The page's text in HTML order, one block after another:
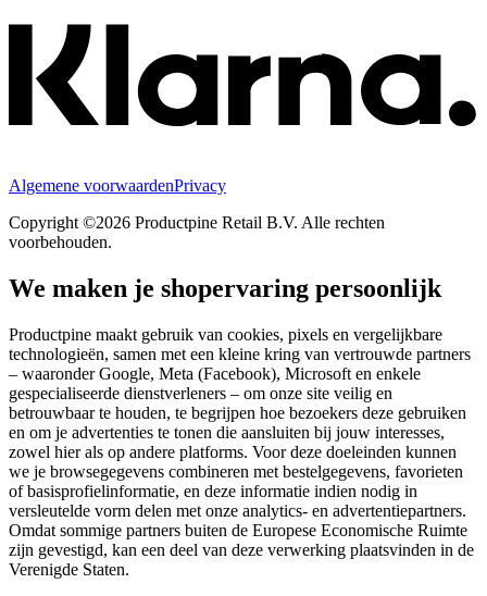
Algemene voorwaardenPrivacy
Copyright ©2026 Productpine Retail B.V. Alle rechten
voorbehouden.
We maken je shopervaring persoonlijk
Productpine maakt gebruik van cookies, pixels en vergelijkbare
technologieën, samen met een kleine kring van vertrouwde partners
– waaronder Google, Meta (Facebook), Microsoft en enkele
gespecialiseerde dienstverleners – om onze site veilig en
betrouwbaar te houden, te begrijpen hoe bezoekers deze gebruiken
en om je advertenties te tonen die aansluiten bij jouw interesses,
zowel hier als op andere platforms. Voor deze doeleinden kunnen
we je browsegegevens combineren met bestelgegevens, favorieten
of basisprofielinformatie, en deze informatie indien nodig in
versleutelde vorm delen met onze analytics- en advertentiepartners.
Omdat sommige partners buiten de Europese Economische Ruimte
zijn gevestigd, kan een deel van deze verwerking plaatsvinden in de
Verenigde Staten.